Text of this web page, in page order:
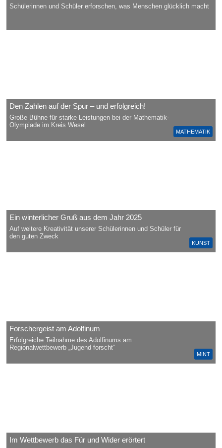
Schülerinnen und Schüler erforschen, was Menschen glücklich macht
MATHEMATIK
Den Zahlen auf der Spur – und erfolgreich!
Große Bühne für starke Leistungen bei der Mathematik-
Olympiade im Kreis Wesel
KUNST
Ein winterlicher Gruß aus dem Jahr 2025
Auf weitere Kreativität unserer Schülerinnen und Schüler für
den guten Zweck
MINT
Forschergeist am Adolfinum
Erfolgreiche Teilnahme des Adolfinums am
Regionalwettbewerb „Jugend forscht“
Im Wettbewerb das Für und Wider erörtert